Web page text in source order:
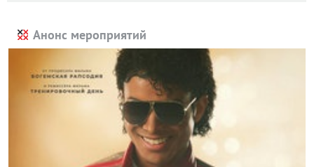
Анонс мероприятий